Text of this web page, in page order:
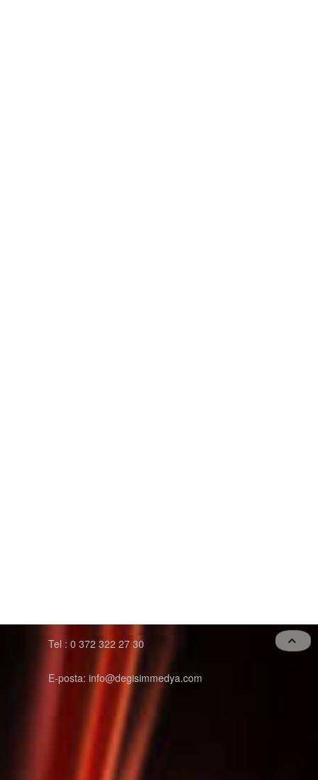
Tel : 0 372 322 27 30
E-posta: info@degisimmedya.com